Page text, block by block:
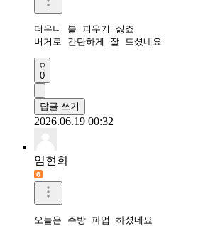
더우니 불 피우기 싫죠
버거로 간단하게 잘 드셨네요
0
답글 쓰기
2026.06.19 00:32
임현희
오늘은 주방 파업 하셨네요